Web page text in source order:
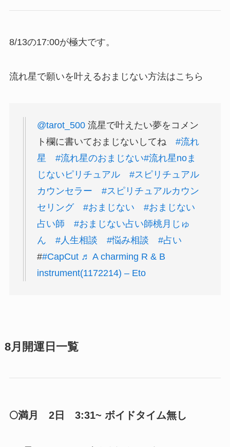
8/13の17:00が極大です。
流れ星で願いを叶えるおまじない方法はこちら
@tarot_500流星で叶えたい夢をコメン
ト欄に書いておまじないしてね #流れ
星
#流れ星のおまじない#流れ星noま
じないピリチュアル
#スピリチュアル
カウンセラー
#スピリチュアルカウン
セリング
#おまじない
#おまじない
占い師
#おまじない占い師桃月じゅ
ん
#人生相談 #悩み相談
#占い
##CapCut ♬ A charming R & B
instrument(1172214) – Eto
8月開運日一覧
🌕満月 2日 3:31~ ボイドタイム無し